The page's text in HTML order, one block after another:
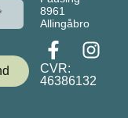
8961
Allingåbro
CVR:
46386132